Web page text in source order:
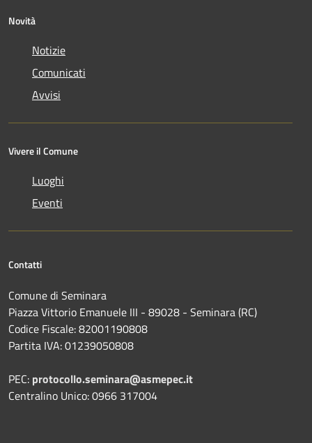
Novità
Notizie
Comunicati
Avvisi
Vivere il Comune
Luoghi
Eventi
Contatti
Comune di Seminara
Piazza Vittorio Emanuele III - 89028 - Seminara (RC)
Codice Fiscale: 82001190808
Partita IVA: 01239050808
PEC: protocollo.seminara@asmepec.it
Centralino Unico: 0966 317004